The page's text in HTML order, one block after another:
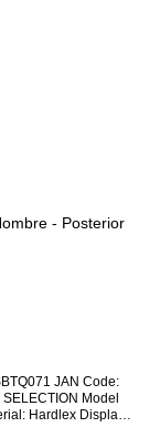
- Posterior
JAN Code:
Model
Hardlex Display